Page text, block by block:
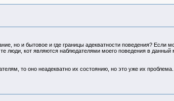
но и бытовое и где границы адекватности поведения? Если
люди, кот являются наблюдателями моего поведения в
то оно неадекватно их состоянию, но это уже их